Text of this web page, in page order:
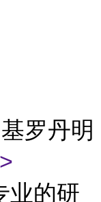
罗丹明
业的研